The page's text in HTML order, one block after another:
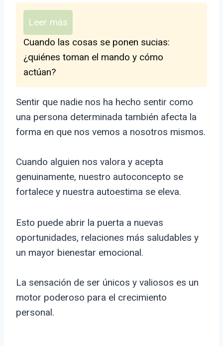
Leer más
Cuando las cosas se ponen sucias:
¿quiénes toman el mando y cómo
actúan?
Sentir que nadie nos ha hecho sentir como
una persona determinada también afecta la
forma en que nos vemos a nosotros mismos.
Cuando alguien nos valora y acepta
genuinamente, nuestro autoconcepto se
fortalece y nuestra autoestima se eleva.
Esto puede abrir la puerta a nuevas
oportunidades, relaciones más saludables y
un mayor bienestar emocional.
La sensación de ser únicos y valiosos es un
motor poderoso para el crecimiento
personal.